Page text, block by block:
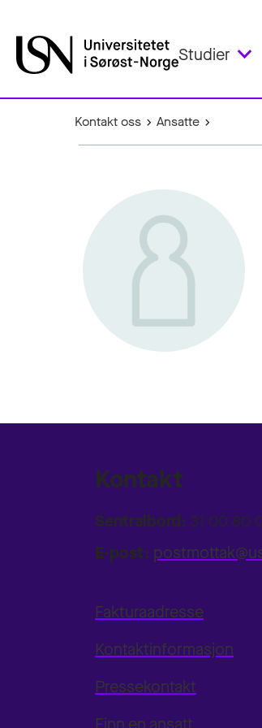
Studier
Kontakt oss Ansatte
Kontakt
Sentralbord: 31 00 80
E-post:
Fakturaadresse
Kontaktinformasjon
Pressekontakt